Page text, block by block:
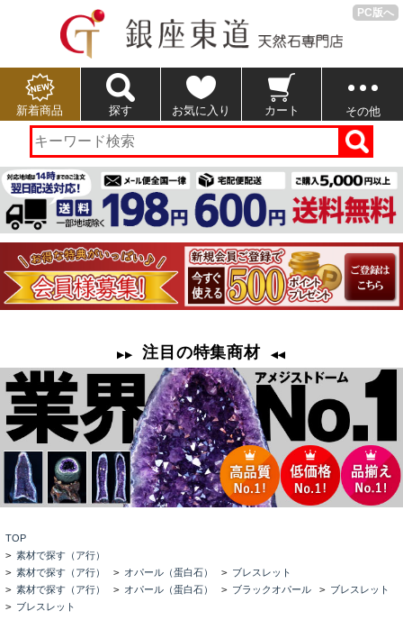
PC版へ
新着商品 探す お気に入り カート その他
TOP
> 素材で探す（ア行）
> 素材で探す（ア行） > オパール（蛋白石） > ブレスレット
> 素材で探す（ア行） > オパール（蛋白石） > ブラックオパール > ブレスレット
> ブレスレット